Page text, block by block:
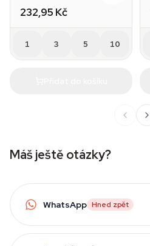
232,95 Kč
1 3 5 10
Máš ještě otázky?
WhatsApp Hned zpět